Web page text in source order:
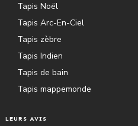
Tapis Noël
Tapis Arc-En-Ciel
Tapis zèbre
Tapis Indien
Tapis de bain
Tapis mappemonde
LEURS AVIS